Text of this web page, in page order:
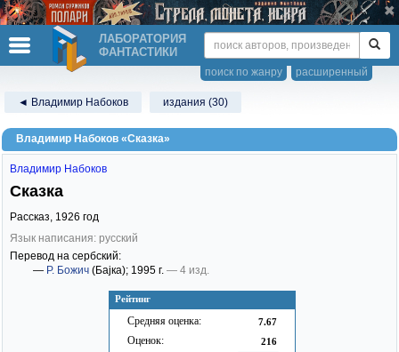
ЛАБОРАТОРИЯ
ФАНТАСТИКИ
расширенный
поиск по жанру
◄ Владимир Набоков издания (30)
Владимир Набоков «Сказка»
Рейтинг
Средняя оценка: 7.67
Оценок: 216
Владимир Набоков
Сказка
Рассказ, 1926 год
Язык написания: русский
Перевод на сербский:
— Р. Божич (Баjка); 1995 г. — 4 изд.